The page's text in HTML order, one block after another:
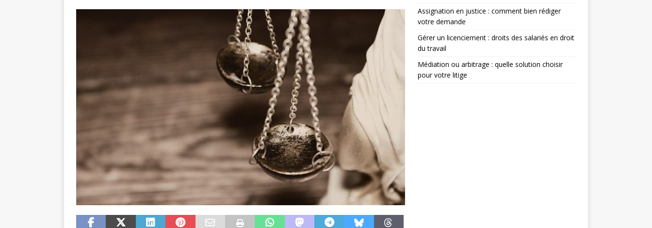
Assignation en justice : comment bien rédiger
votre demande
Gérer un licenciement : droits des salariés en droit
du travail
Médiation ou arbitrage : quelle solution choisir
pour votre litige